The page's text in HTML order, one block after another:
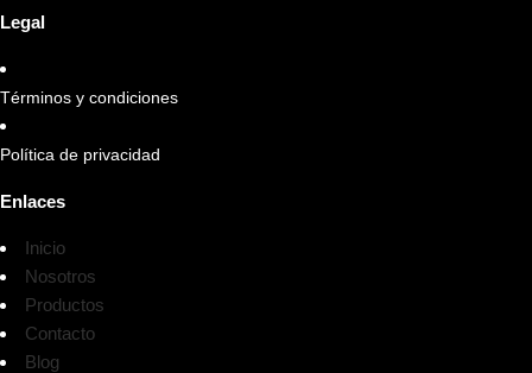
Legal
Términos y condiciones
Política de privacidad
Enlaces
Inicio
Nosotros
Productos
Contacto
Blog